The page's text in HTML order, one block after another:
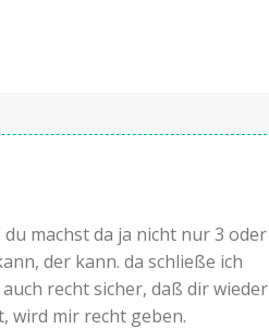
machst da ja nicht nur 3 oder
der kann. da schließe ich
recht sicher, daß dir wieder
wird mir recht geben.